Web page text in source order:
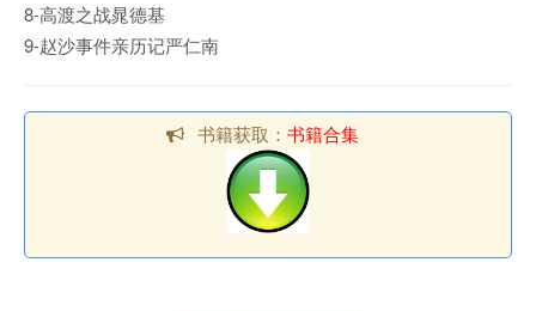
8-高渡之战晁德基
9-赵沙事件亲历记严仁南
书籍获取： 书籍合集